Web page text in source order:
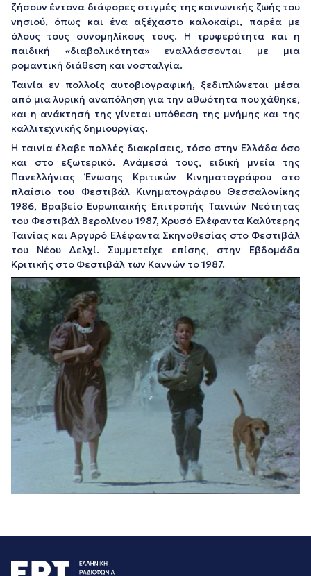
ζήσουν έντονα διάφορες στιγμές της κοινωνικής ζωής του
νησιού, όπως και ένα αξέχαστο καλοκαίρι, παρέα με
όλους τους συνομηλίκους τους. Η τρυφερότητα και η
παιδική «διαβολικότητα» εναλλάσσονται με μια
ρομαντική διάθεση και νοσταλγία.
Ταινία εν πολλοίς αυτοβιογραφική, ξεδιπλώνεται μέσα
από μια λυρική αναπόληση για την αθωότητα που χάθηκε,
και η ανάκτησή της γίνεται υπόθεση της μνήμης και της
καλλιτεχνικής δημιουργίας.
Η ταινία έλαβε πολλές διακρίσεις, τόσο στην Ελλάδα όσο
και στο εξωτερικό. Ανάμεσά τους, ειδική μνεία της
Πανελλήνιας Ένωσης Κριτικών Κινηματογράφου στο
πλαίσιο του Φεστιβάλ Κινηματογράφου Θεσσαλονίκης
1986, Βραβείο Ευρωπαϊκής Επιτροπής Ταινιών Νεότητας
του Φεστιβάλ Βερολίνου 1987, Χρυσό Ελέφαντα Καλύτερης
Ταινίας και Αργυρό Ελέφαντα Σκηνοθεσίας στο Φεστιβάλ
του Νέου Δελχί. Συμμετείχε επίσης, στην Εβδομάδα
Κριτικής στο Φεστιβάλ των Καννών το 1987.